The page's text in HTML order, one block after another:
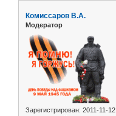
Комиссаров В.А.
Модератор
Зарегистрирован: 2011-11-12